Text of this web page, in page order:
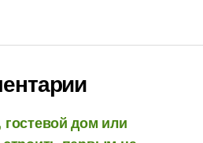
гостевой дом или